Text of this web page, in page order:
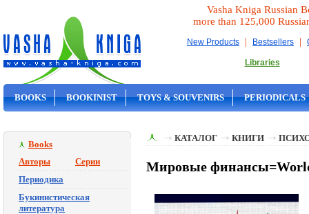
Vasha Kniga Russian
more than 125,000
New Products | Bestsellers |
Libraries
BOOKS BOOKINIST TOYS & SOUVENIRS PERIODICALS
Books
Авторы
Серии
Периодика
Букинистическая
литература
КАТАЛОГ КНИГИ
Мировые